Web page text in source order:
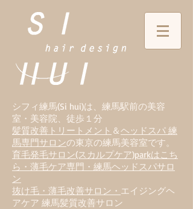
シフィ練馬(Si hui)は、 練馬駅前の美容
室・美容院、徒歩１分
髪質改善トリートメント ＆ヘッドスパ 練
馬専門サロンの東京の練馬美容室です。
育毛発毛サロン(スカルプケア)parkはこち
ら・薄毛ケア専門・練馬ヘッドスパサロ
ン
抜け毛・薄毛改善サロン・ エイジングヘ
アケア 練馬髪質改善サロン